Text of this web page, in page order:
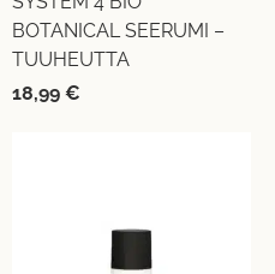
BOTANICAL SEERUMI –
TUUHEUTTA
18,99 €